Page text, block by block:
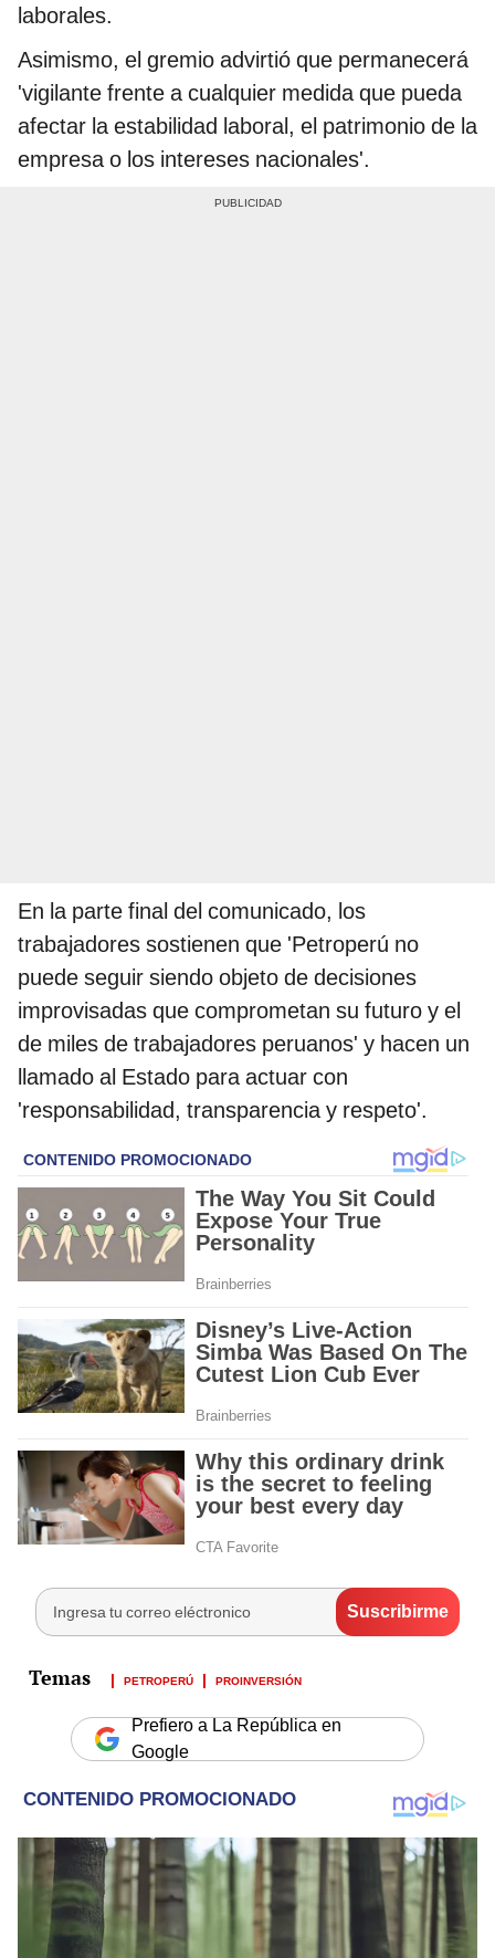
laborales.
Asimismo, el gremio advirtió que permanecerá
'vigilante frente a cualquier medida que pueda
afectar la estabilidad laboral, el patrimonio de la
empresa o los intereses nacionales'.
En la parte final del comunicado, los
trabajadores sostienen que 'Petroperú no
puede seguir siendo objeto de decisiones
improvisadas que comprometan su futuro y el
de miles de trabajadores peruanos' y hacen un
llamado al Estado para actuar con
'responsabilidad, transparencia y respeto'.
PETROPERÚ PROINVERSIÓN
Prefiero a La República en
Google